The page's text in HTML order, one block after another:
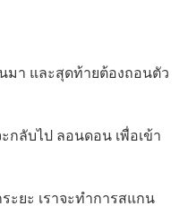
มา และสุดท้ายต้องถอนตัว
กลับไป ลอนดอน เพื่อเข้า
ยะ เราจะทำการสแกน